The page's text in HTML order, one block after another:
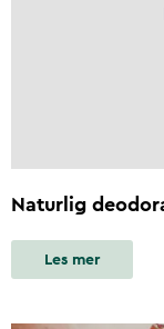
Naturlig
Les mer